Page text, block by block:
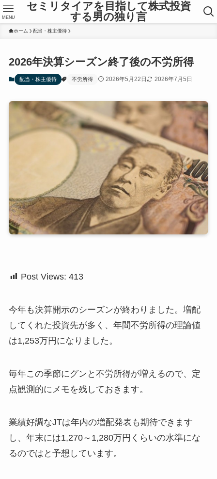
セミリタイアを目指して株式投資
する男の独り言
MENU
ホーム 配当・株主優待
2026年決算シーズン終了後の不労所得
配当・株主優待 不労所得 2026年5月22日 2026年7月5日
Post Views: 413
今年も決算開示のシーズンが終わりました。増配
してくれた投資先が多く、年間不労所得の理論値
は1,253万円になりました。
毎年この季節にグンと不労所得が増えるので、定
点観測的にメモを残しておきます。
業績好調なJTは年内の増配発表も期待できます
し、年末には1,270～1,280万円くらいの水準にな
るのではと予想しています。